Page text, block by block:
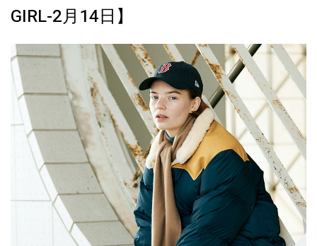
GIRL-2月14日】